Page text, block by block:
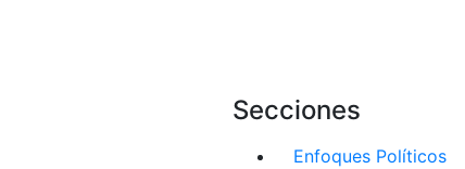
Secciones
Enfoques Políticos